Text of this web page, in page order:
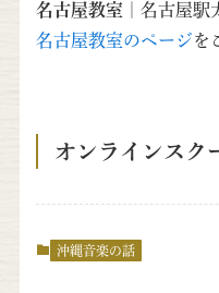
名古屋教室 ｜名古屋
名古屋教室のページを
オンラインスク
沖縄音楽の話